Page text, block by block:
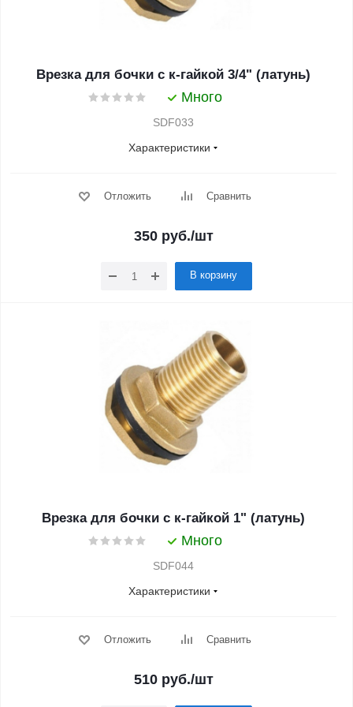
Врезка для бочки с к-гайкой 3/4" (латунь)
Много
SDF033
Характеристики
Отложить Сравнить
350 руб./шт
В корзину
Врезка для бочки с к-гайкой 1" (латунь)
Много
SDF044
Характеристики
Отложить Сравнить
510 руб./шт